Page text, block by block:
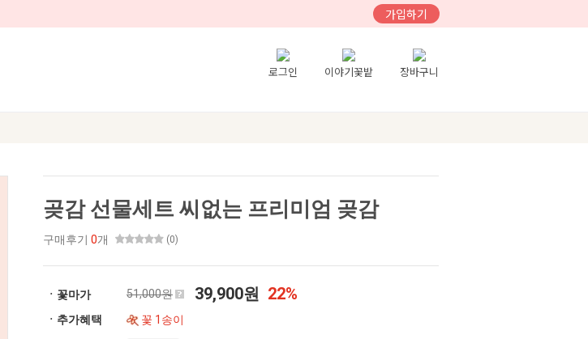
가입하기
로그인 이야기꽃밭 장바구니
곶감 선물세트 씨없는 프리미엄 곶감
구매후기 0개 (0)
ㆍ꽃마가 51,000원 39,900원 22%
ㆍ추가혜택 꽃 1송이